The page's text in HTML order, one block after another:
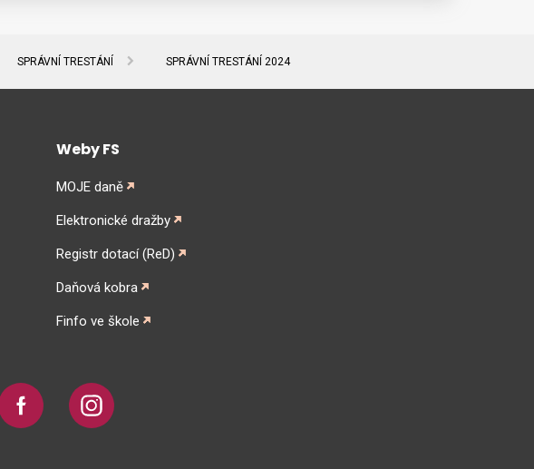
SPRÁVNÍ TRESTÁNÍ SPRÁVNÍ TRESTÁNÍ 2024
Weby FS
MOJE daně
Elektronické dražby
Registr dotací (ReD)
Daňová kobra
Finfo ve škole
Facebook Instagram